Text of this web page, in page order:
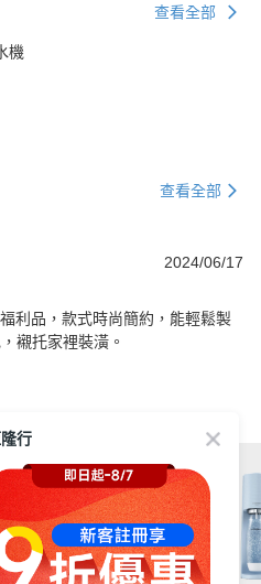
查看全部
機
查看全部
2024/06/17
利品，款式時尚簡約，能輕鬆製
襯托家裡裝潢。
行